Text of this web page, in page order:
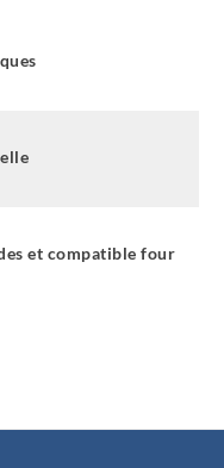
et compatible four